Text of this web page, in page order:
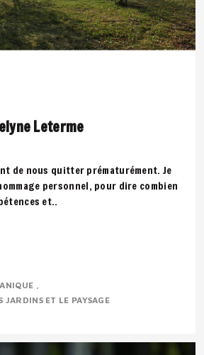
Leterme
de nous quitter prématurément. Je
personnel, pour dire combien
et..
JARDINS ET LE PAYSAGE